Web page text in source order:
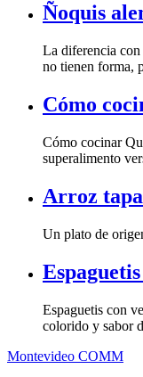
Ñoquis
La diferencia con
no tienen forma,
Cómo
Cómo cocinar
superalimento
Arroz
Un plato de
Espaguetis con
colorido y sabor
Montevideo COMM